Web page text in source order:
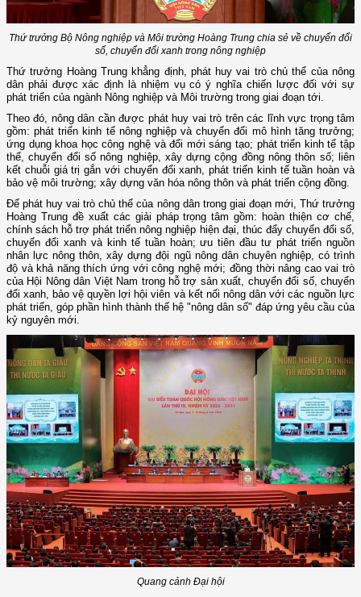
Thứ trưởng Bộ Nông nghiệp và Môi trường Hoàng Trung chia sẻ về chuyển đổi
số, chuyển đổi xanh trong nông nghiệp
Thứ trưởng Hoàng Trung khẳng định, phát huy vai trò chủ thể của nông
dân phải được xác định là nhiệm vụ có ý nghĩa chiến lược đối với sự
phát triển của ngành Nông nghiệp và Môi trường trong giai đoạn tới.
Theo đó, nông dân cần được phát huy vai trò trên các lĩnh vực trọng tâm
gồm: phát triển kinh tế nông nghiệp và chuyển đổi mô hình tăng trưởng;
ứng dụng khoa học công nghệ và đổi mới sáng tạo; phát triển kinh tế tập
thể, chuyển đổi số nông nghiệp, xây dựng cộng đồng nông thôn số; liên
kết chuỗi giá trị gắn với chuyển đổi xanh, phát triển kinh tế tuần hoàn và
bảo vệ môi trường; xây dựng văn hóa nông thôn và phát triển cộng đồng.
Để phát huy vai trò chủ thể của nông dân trong giai đoạn mới, Thứ trưởng
Hoàng Trung đề xuất các giải pháp trọng tâm gồm: hoàn thiện cơ chế,
chính sách hỗ trợ phát triển nông nghiệp hiện đại, thúc đẩy chuyển đổi số,
chuyển đổi xanh và kinh tế tuần hoàn; ưu tiên đầu tư phát triển nguồn
nhân lực nông thôn, xây dựng đội ngũ nông dân chuyên nghiệp, có trình
độ và khả năng thích ứng với công nghệ mới; đồng thời nâng cao vai trò
của Hội Nông dân Việt Nam trong hỗ trợ sản xuất, chuyển đổi số, chuyển
đổi xanh, bảo vệ quyền lợi hội viên và kết nối nông dân với các nguồn lực
phát triển, góp phần hình thành thế hệ "nông dân số" đáp ứng yêu cầu của
kỷ nguyên mới.
Quang cảnh Đại hội